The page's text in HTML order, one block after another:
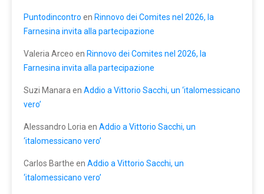
Puntodincontro en Rinnovo dei Comites nel 2026, la
Farnesina invita alla partecipazione
Valeria Arceo en Rinnovo dei Comites nel 2026, la
Farnesina invita alla partecipazione
Suzi Manara en Addio a Vittorio Sacchi, un ‘italomessicano
vero’
Alessandro Loria en Addio a Vittorio Sacchi, un
‘italomessicano vero’
Carlos Barthe en Addio a Vittorio Sacchi, un
‘italomessicano vero’